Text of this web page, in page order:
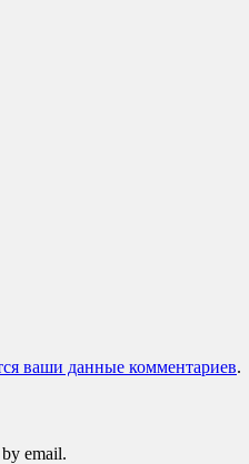
ваши данные комментариев.
email.